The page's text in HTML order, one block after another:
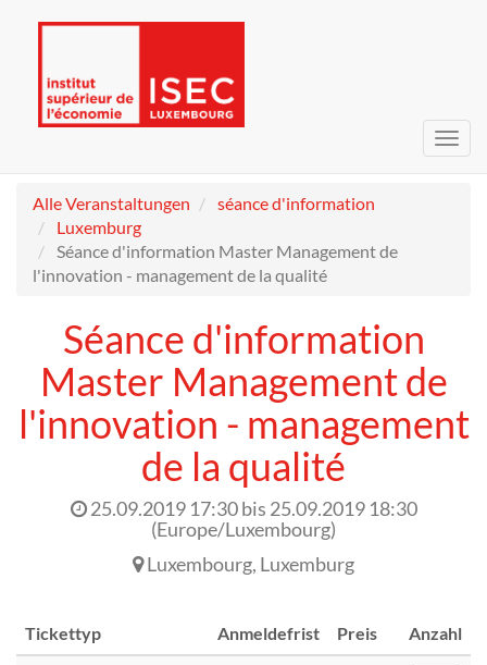
Alle Veranstaltungen
séance d'information
Luxemburg
Séance d'information Master Management de
l'innovation - management de la qualité
Séance d'information
Master Management de
l'innovation - management
de la qualité
25.09.2019 17:30bis 25.09.2019 18:30
(Europe/Luxembourg)
Luxembourg, Luxemburg
Tickettyp Anmeldefrist Preis Anzahl